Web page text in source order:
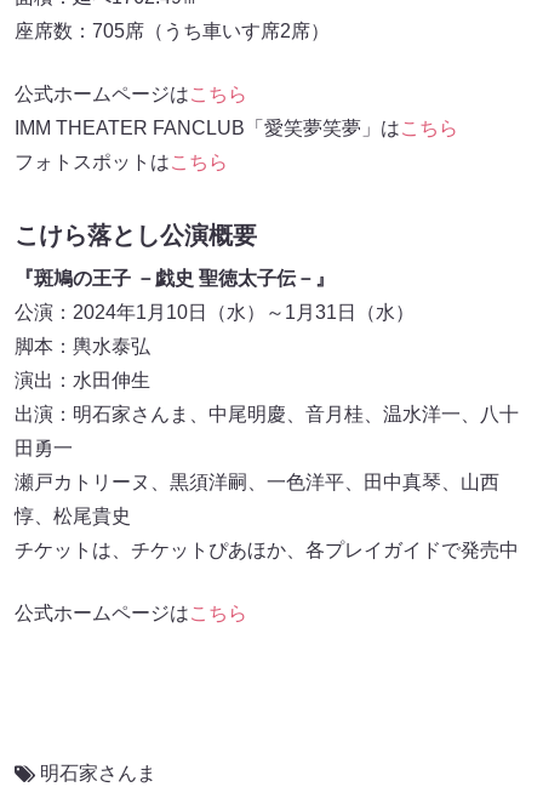
座席数：705席（うち車いす席2席）
公式ホームページはこちら
IMM THEATER FANCLUB「愛笑夢笑夢」はこちら
フォトスポットはこちら
こけら落とし公演概要
『斑鳩の王子 －戯史 聖徳太子伝－』
公演：2024年1月10日（水）～1月31日（水）
脚本：輿水泰弘
演出：水田伸生
出演：明石家さんま、中尾明慶、音月桂、温水洋一、八十
田勇一
瀬戸カトリーヌ、黒須洋嗣、一色洋平、田中真琴、山西
惇、松尾貴史
チケットは、チケットぴあほか、各プレイガイドで発売中
公式ホームページはこちら
明石家さんま